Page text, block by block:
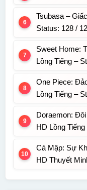
Tsubasa –
Status: 128 /
Sweet Home:
Lồng Tiếng –
One Piece:
Lồng Tiếng –
Doraemon:
HD Lồng Tiếng
Cá Mập: Sự
HD Thuyết